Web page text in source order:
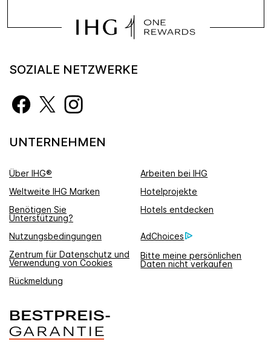
SOZIALE NETZWERKE
UNTERNEHMEN
Über IHG®
Arbeiten bei IHG
Weltweite IHG Marken
Hotelprojekte
Benötigen Sie
Unterstützung?
Hotels entdecken
Nutzungsbedingungen
AdChoices
Zentrum für Datenschutz und
Verwendung von Cookies
Bitte meine persönlichen
Daten nicht verkaufen
Rückmeldung